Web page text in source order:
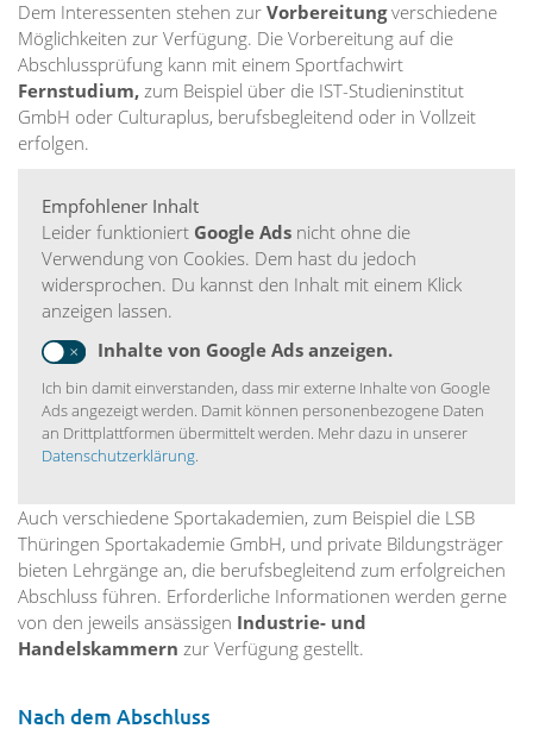
Dem Interessenten stehen zur Vorbereitungverschiedene
Möglichkeiten zur Verfügung. Die Vorbereitung auf die
Abschlussprüfung kann mit einem Sportfachwirt
Fernstudium, zum Beispiel über die IST-Studieninstitut
GmbH oder Culturaplus, berufsbegleitend oder in Vollzeit
erfolgen.
Empfohlener Inhalt
Leider funktioniert Google Ads nicht ohne die
Verwendung von Cookies. Dem hast du jedoch
widersprochen. Du kannst den Inhalt mit einem Klick
anzeigen lassen.
Inhalte von Google Ads anzeigen.
Ich bin damit einverstanden, dass mir externe Inhalte von Google
Ads angezeigt werden. Damit können personenbezogene Daten
an Drittplattformen übermittelt werden. Mehr dazu in unserer
Datenschutzerklärung.
Auch verschiedene Sportakademien, zum Beispiel die LSB
Thüringen Sportakademie GmbH, und private Bildungsträger
bieten Lehrgänge an, die berufsbegleitend zum erfolgreichen
Abschluss führen. Erforderliche Informationen werden gerne
von den jeweils ansässigen Industrie- und
Handelskammern zur Verfügung gestellt.
Nach dem Abschluss